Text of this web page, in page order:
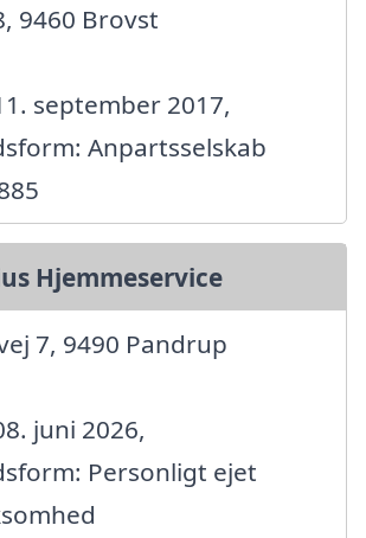
9460 Brovst
september 2017,
Anpartsselskab
Hjemmeservice
7, 9490 Pandrup
juni 2026,
Personligt ejet